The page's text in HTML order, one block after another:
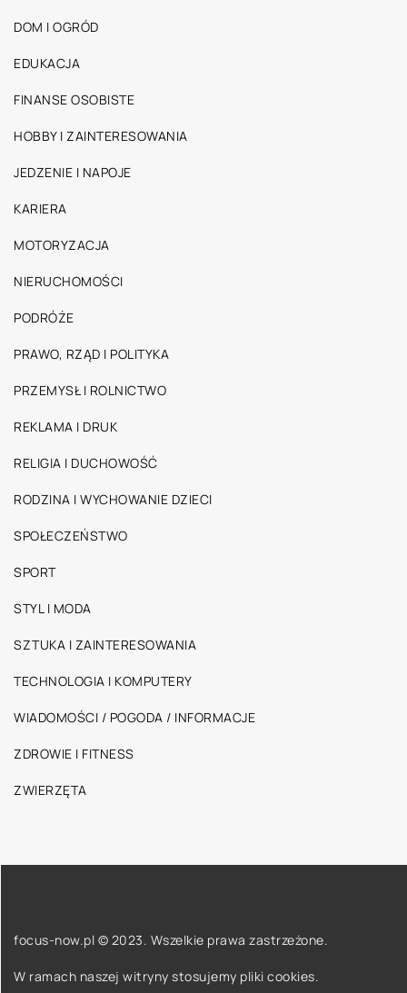
DOM I OGRÓD
EDUKACJA
FINANSE OSOBISTE
HOBBY I ZAINTERESOWANIA
JEDZENIE I NAPOJE
KARIERA
MOTORYZACJA
NIERUCHOMOŚCI
PODRÓŻE
PRAWO, RZĄD I POLITYKA
PRZEMYSŁ I ROLNICTWO
REKLAMA I DRUK
RELIGIA I DUCHOWOŚĆ
RODZINA I WYCHOWANIE DZIECI
SPOŁECZEŃSTWO
SPORT
STYL I MODA
SZTUKA I ZAINTERESOWANIA
TECHNOLOGIA I KOMPUTERY
WIADOMOŚCI / POGODA / INFORMACJE
ZDROWIE I FITNESS
ZWIERZĘTA
focus-now.pl © 2023. Wszelkie prawa zastrzeżone.
W ramach naszej witryny stosujemy pliki cookies.